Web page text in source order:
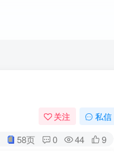
关注 私信
58页 0 44 9